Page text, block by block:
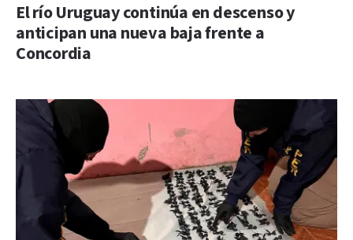
El río Uruguay continúa en descenso y
anticipan una nueva baja frente a
Concordia